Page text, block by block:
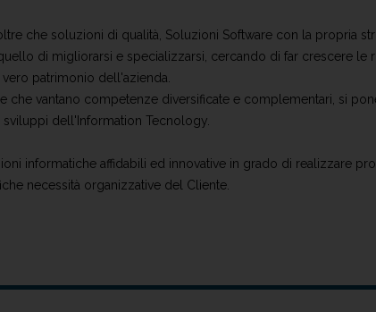
che soluzioni di qualità, Soluzioni Software con la propria
di migliorarsi e specializzarsi, cercando di far crescere le
patrimonio dell'azienda.
vantano competenze diversificate e complementari, si
dell'Information Tecnology.
informatiche affidabili ed innovative in grado di realizzare
necessità organizzative del Cliente.